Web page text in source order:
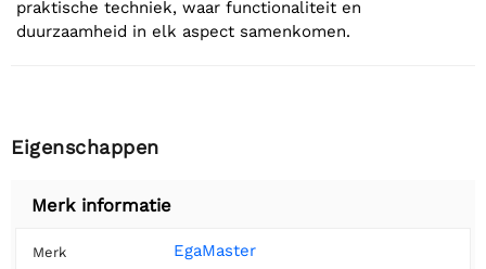
praktische techniek, waar functionaliteit en
duurzaamheid in elk aspect samenkomen.
Eigenschappen
Merk informatie
Merk EgaMaster